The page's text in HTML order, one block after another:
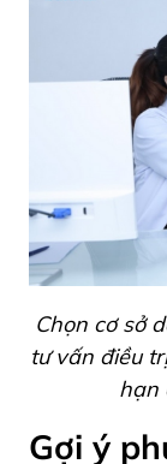
Chọn cơ sở
tư vấn điều
hạn
Gợi ý